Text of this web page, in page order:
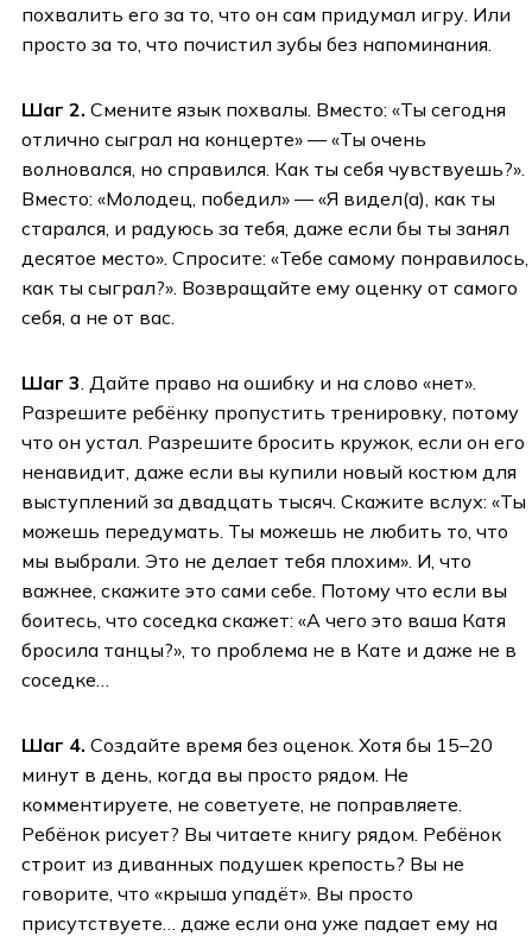
похвалить его за то, что он сам придумал игру. Или
просто за то, что почистил зубы без напоминания.
Шаг 2. Смените язык похвалы. Вместо: «Ты сегодня
отлично сыграл на концерте» — «Ты очень
волновался, но справился. Как ты себя чувствуешь?».
Вместо: «Молодец, победил» — «Я видел(а), как ты
старался, и радуюсь за тебя, даже если бы ты занял
десятое место». Спросите: «Тебе самому понравилось,
как ты сыграл?». Возвращайте ему оценку от самого
себя, а не от вас.
Шаг 3 . Дайте право на ошибку и на слово «нет».
Разрешите ребёнку пропустить тренировку, потому
что он устал. Разрешите бросить кружок, если он его
ненавидит, даже если вы купили новый костюм для
выступлений за двадцать тысяч. Скажите вслух: «Ты
можешь передумать. Ты можешь не любить то, что
мы выбрали. Это не делает тебя плохим». И, что
важнее, скажите это сами себе. Потому что если вы
боитесь, что соседка скажет: «А чего это ваша Катя
бросила танцы?», то проблема не в Кате и даже не в
соседке…
Шаг 4. Создайте время без оценок. Хотя бы 15–20
минут в день, когда вы просто рядом. Не
комментируете, не советуете, не поправляете.
Ребёнок рисует? Вы читаете книгу рядом. Ребёнок
строит из диванных подушек крепость? Вы не
говорите, что «крыша упадёт». Вы просто
присутствуете… даже если она уже падает ему на